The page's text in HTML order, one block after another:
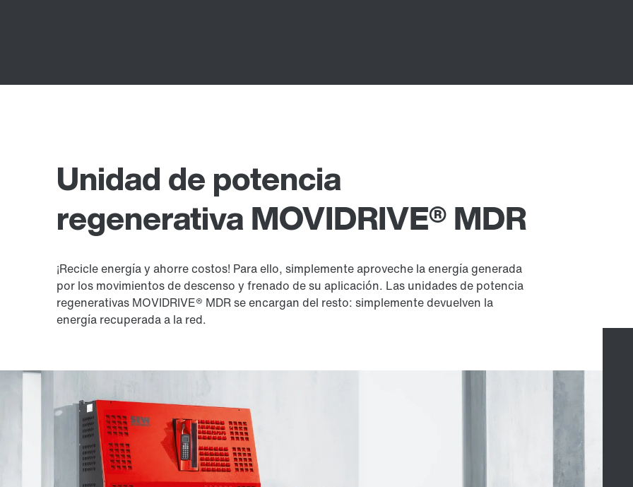
Unidad de potencia
regenerativa MOVIDRIVE® MDR
¡Recicle energía y ahorre costos! Para ello, simplemente aproveche la energía generada
por los movimientos de descenso y frenado de su aplicación. Las unidades de potencia
regenerativas MOVIDRIVE® MDR se encargan del resto: simplemente devuelven la
energía recuperada a la red.